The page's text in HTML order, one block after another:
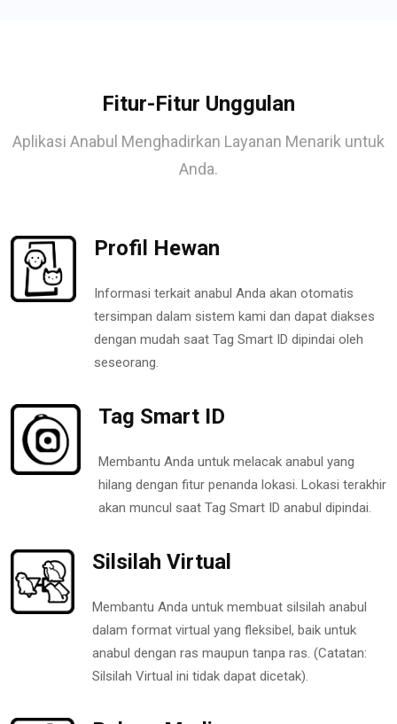
Fitur-Fitur Unggulan
Aplikasi Anabul Menghadirkan Layanan Menarik untuk
Anda.
Profil Hewan
Informasi terkait anabul Anda akan otomatis
tersimpan dalam sistem kami dan dapat diakses
dengan mudah saat Tag Smart ID dipindai oleh
seseorang.
Tag Smart ID
Membantu Anda untuk melacak anabul yang
hilang dengan fitur penanda lokasi. Lokasi terakhir
akan muncul saat Tag Smart ID anabul dipindai.
Silsilah Virtual
Membantu Anda untuk membuat silsilah anabul
dalam format virtual yang fleksibel, baik untuk
anabul dengan ras maupun tanpa ras. (Catatan:
Silsilah Virtual ini tidak dapat dicetak).